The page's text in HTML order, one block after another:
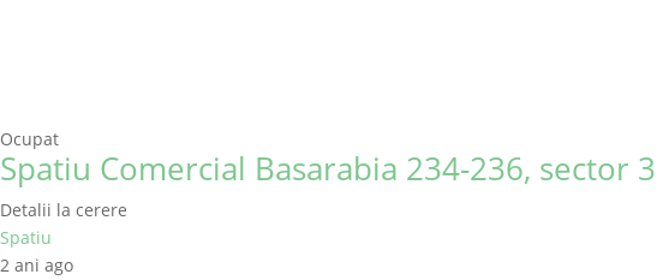
Ocupat
Spatiu Comercial Basarabia 234-236, sector 3
Detalii la cerere
Spatiu
2 ani ago